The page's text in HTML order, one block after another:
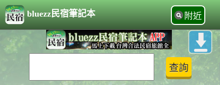
bluezz民宿筆記本 附近